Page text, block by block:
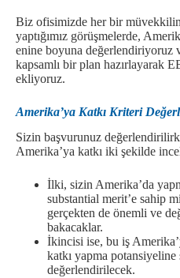
Biz ofisimizde her bir
yaptığımız görüşmelerde,
enine boyuna değerlendiriyoruz
kapsamlı bir plan hazırlayarak
ekliyoruz.
Amerika’ya Katkı Kriteri
Sizin başvurunuz
Amerika’ya katkı iki şekilde
İlki, sizin Amerika’da
substantial merit’e sahip
gerçekten de önemli ve
bakacaklar.
İkincisi ise, bu iş
katkı yapma potansiyeline
değerlendirilecek.